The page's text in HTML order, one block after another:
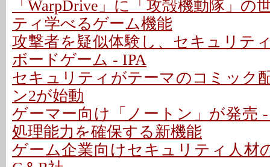
「WarpDrive」に「攻殻機動隊」の
ティ学べるゲーム機能
攻撃者を疑似体験し、セキュリテ
ボードゲーム - IPA
セキュリティがテーマのコミック
ン2が始動
ゲーマー向け「ノートン」が発売
処理能力を確保する新機能
ゲーム企業向けセキュリティ人材